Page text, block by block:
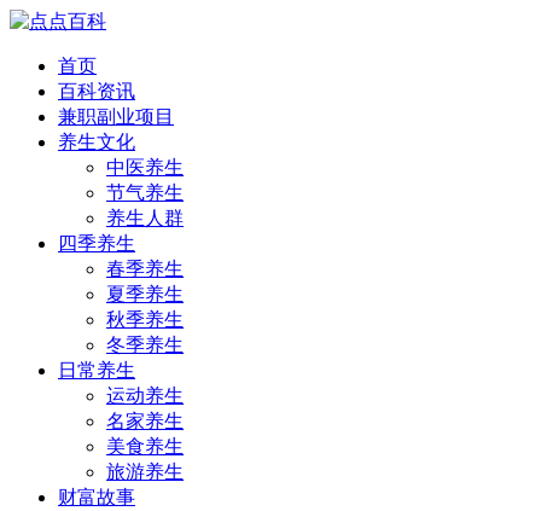
首页
百科资讯
兼职副业项目
养生文化
中医养生
节气养生
养生人群
四季养生
春季养生
夏季养生
秋季养生
冬季养生
日常养生
运动养生
名家养生
美食养生
旅游养生
财富故事